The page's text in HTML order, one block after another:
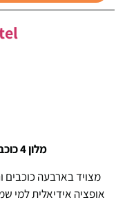
מלון 4 כוכבים עם הופעות חיות בבלפסט
מצויד בארבעה כוכבים
אופציה אידיאלית למי